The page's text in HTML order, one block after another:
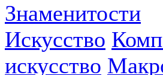
Знаменитости
Искусство
искусство